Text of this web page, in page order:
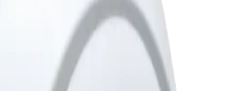
어 우수한 안전성과
는 보안경 탈부착형 안전모